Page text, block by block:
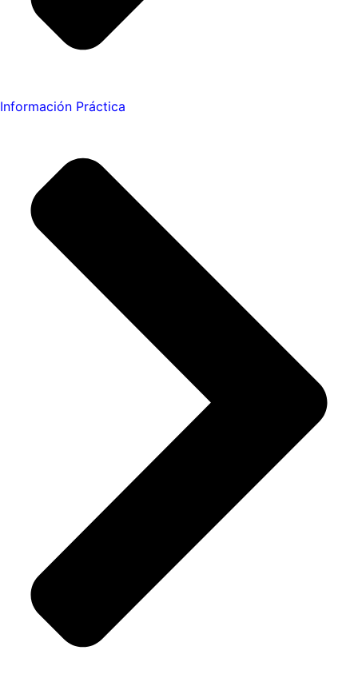
Información Práctica